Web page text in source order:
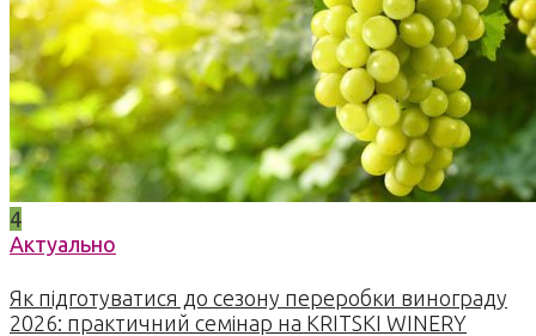
4
Актуально
Як підготуватися до сезону переробки винограду
2026: практичний семінар на KRITSKI WINERY